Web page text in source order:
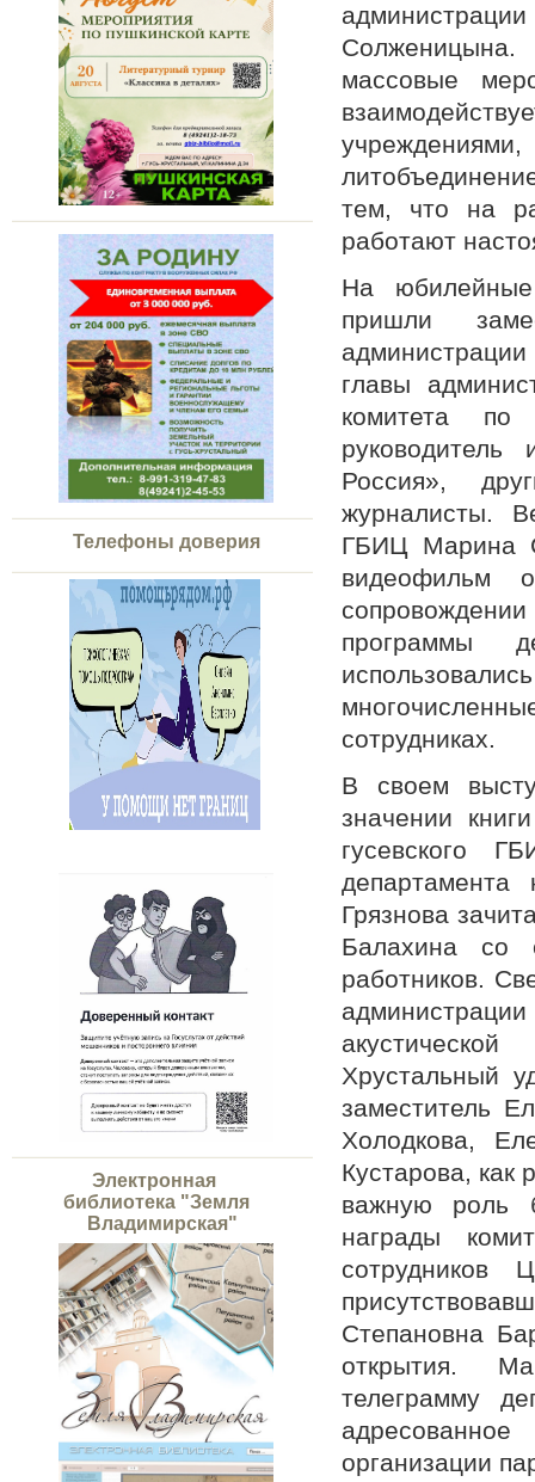
Телефоны доверия
Электронная
библиотека "Земля
Владимирская"
массовые
тем, что на
работают
На юбилейные
пришли
главы
комитета по
руководитель
Россия»,
журналисты.
ГБИЦ Марина
видеофильм
программы
сотрудниках.
В своем
значении
гусевского
Грязнова
Балахина со
работников.
Хрустальный
заместитель
Холодкова,
Кустарова, как
важную роль
награды
сотрудников
Степановна
открытия.
телеграмму
организации